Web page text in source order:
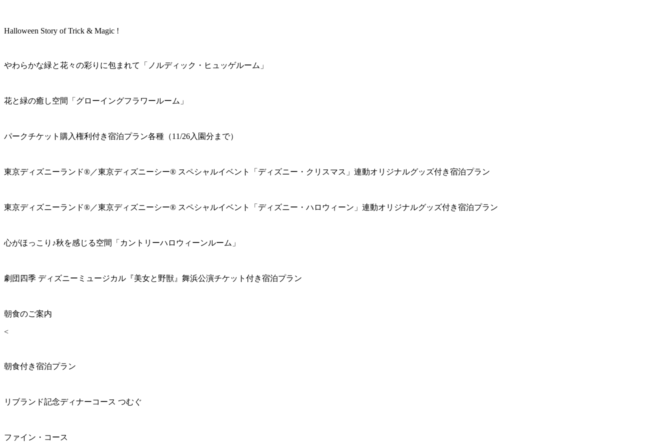
Halloween Story of Trick & Magic !
やわらかな緑と花々の彩りに包まれて「ノルディック・ヒュッゲルーム」
花と緑の癒し空間「グローイングフラワールーム」
パークチケット購入権利付き宿泊プラン各種（11/26入園分まで）
東京ディズニーランド®／東京ディズニーシー® スペシャルイベント「ディズニー・クリスマス」連動オリジナルグッズ付き宿泊プラン
東京ディズニーランド®／東京ディズニーシー® スペシャルイベント「ディズニー・ハロウィーン」連動オリジナルグッズ付き宿泊プラン
心がほっこり♪秋を感じる空間「カントリーハロウィーンルーム」
劇団四季 ディズニーミュージカル『美女と野獣』舞浜公演チケット付き宿泊プラン
朝食のご案内
<
朝食付き宿泊プラン
リブランド記念ディナーコース つむぐ
ファイン・コース